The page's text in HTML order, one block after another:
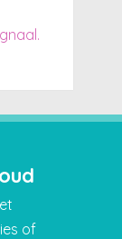
of